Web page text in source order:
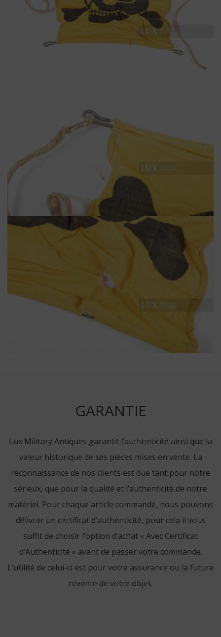
GARANTIE
Lux Military Antiques garantit l’authenticité ainsi que la
valeur historique de ses pièces mises en vente. La
reconnaissance de nos clients est due tant pour notre
sérieux, que pour la qualité et l’authenticité de notre
matériel. Pour chaque article commandé, nous pouvons
délivrer un certificat d’authenticité, pour cela il vous
suffit de choisir l’option d’achat « Avec Certificat
d’Authenticité » avant de passer votre commande.
L’utilité de celui-ci est pour votre assurance ou la future
revente de votre objet.